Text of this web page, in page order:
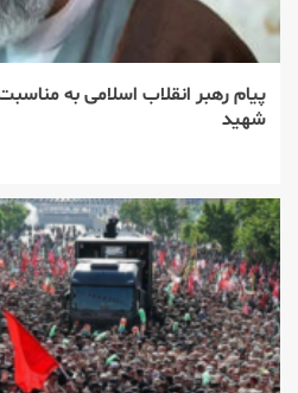
پیام رهبر انقلاب اسلامی به
شهید